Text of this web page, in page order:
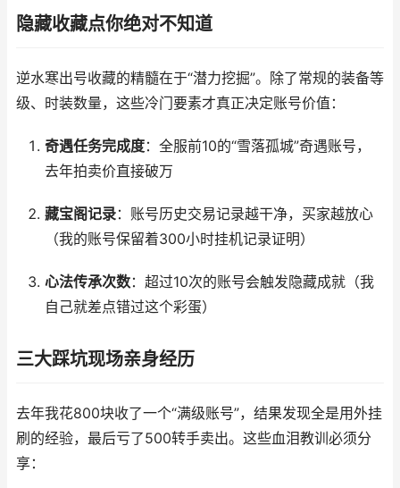
隐藏收藏点你绝对不知道
逆水寒出号收藏的精髓在于“潜力挖掘”。除了常规的装备等
级、时装数量，这些冷门要素才真正决定账号价值：
奇遇任务完成度：全服前10的“雪落孤城”奇遇账号，
去年拍卖价直接破万
藏宝阁记录：账号历史交易记录越干净，买家越放心
（我的账号保留着300小时挂机记录证明）
心法传承次数：超过10次的账号会触发隐藏成就（我
自己就差点错过这个彩蛋）
三大踩坑现场亲身经历
去年我花800块收了一个“满级账号”，结果发现全是用外挂
刷的经验，最后亏了500转手卖出。这些血泪教训必须分
享：